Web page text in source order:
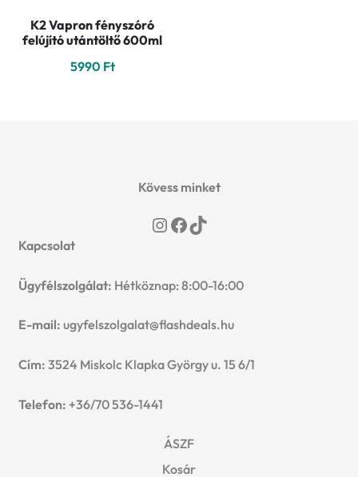
K2 Vapron fényszóró
felújító utántöltő 600ml
5990 Ft
Kövess minket
Instagram
Facebook
TikTok
Kapcsolat
Ügyfélszolgálat: Hétköznap: 8:00-16:00
E-mail: ugyfelszolgalat@flashdeals.hu
Cím: 3524 Miskolc Klapka György u. 15 6/1
Telefon: +36/70 536-1441
ÁSZF
Kosár